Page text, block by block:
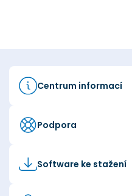
Centrum informací
Podpora
Software ke stažení